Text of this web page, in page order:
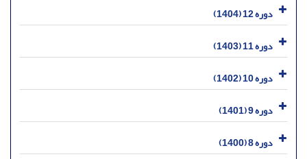
دوره 12 (1404)
دوره 11 (1403)
دوره 10 (1402)
دوره 9 (1401)
دوره 8 (1400)